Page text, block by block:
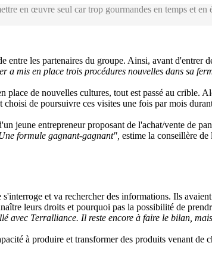
en œuvre seul car trop gourmandes en temps et en
les partenaires du groupe. Ainsi, avant d'entrer
a mis en place trois procédures nouvelles dans sa
de nouvelles cultures, tout est passé au crible.
de poursuivre ces visites une fois par mois
jeune entrepreneur proposant de l'achat/vente de
formule gagnant-gagnant", estime la conseillère
et va rechercher des informations. Ils
leurs droits et pourquoi pas la possibilité de
avec Terralliance. Il reste encore à faire le bilan,
à produire et transformer des produits venant de